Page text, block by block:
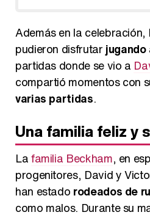
Además en la celebración,
pudieron disfrutar
partidas donde se vio a
compartió momentos con
varias partidas.
Una familia feliz y
Lafamilia Beckham, en
progenitores, David y
han estado rodeados de
como malos. Durante su